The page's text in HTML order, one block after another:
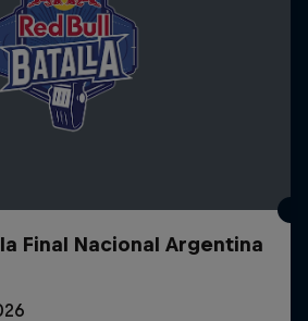
Final Nacional Argentina